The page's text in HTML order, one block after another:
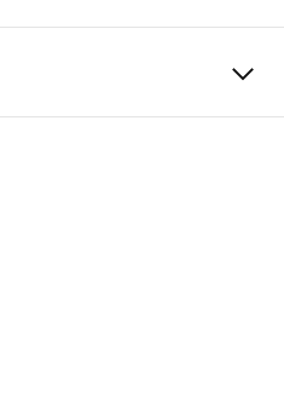
Aluminium, Ceramika